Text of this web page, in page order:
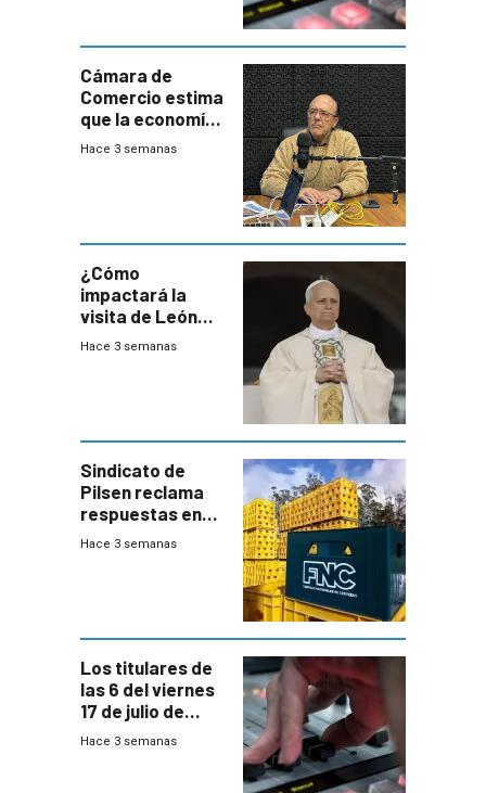
Cámara de
Comercio estima
que la economía
crecerá 1,6%
Hace 3 semanas
¿Cómo
impactará la
visita de León
XIV a Uruguay?
Hace 3 semanas
Sindicato de
Pilsen reclama
respuestas en
medio de
Hace 3 semanas
Los titulares de
las 6 del viernes
17 de julio de
2026
Hace 3 semanas